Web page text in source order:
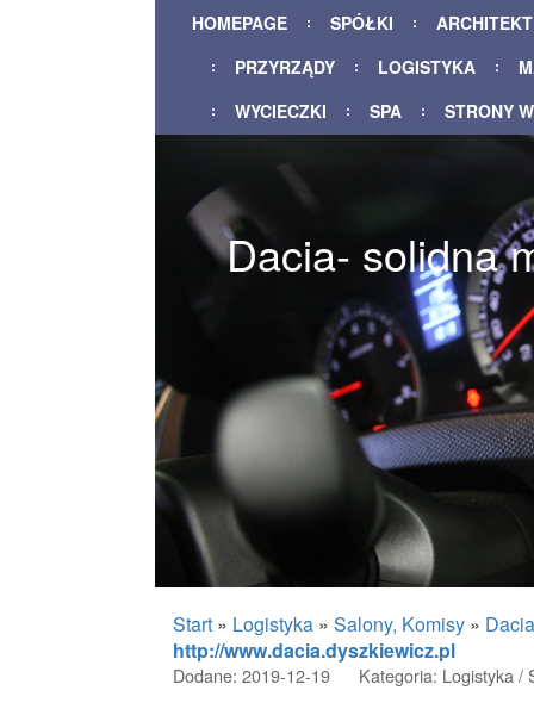
HOMEPAGE SPÓŁKI
PRZYRZĄDY
LOGISTYKA
WYCIECZKI
SPA STRONY
Dacia- solidna
Start » Logistyka » Salony, Komisy »
http://www.dacia.dyszkiewicz.pl
Dodane: 2019-12-19 Kategoria: Logistyka /